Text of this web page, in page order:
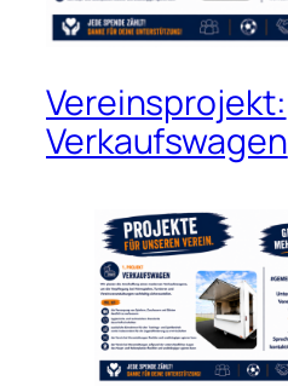
Vereinsprojekt:
Verkaufswagen